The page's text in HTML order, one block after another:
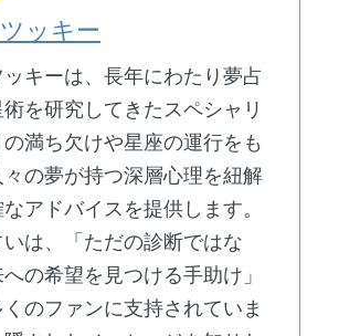
ッキー
ッキーは、長年にわたり夢占
を研究してきたスペシャリ
の満ち欠けや星座の運行をも
々の夢が持つ深層心理を紐解
アドバイスを提供します。
は、「ただの診断ではな
の希望を見つける手助け」
くのファンに支持されていま